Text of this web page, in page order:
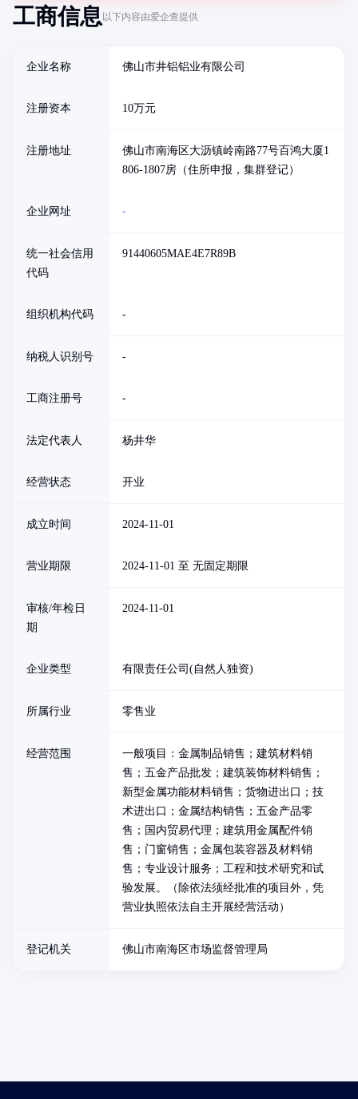
工商信息以下内容由爱企查提供
企业名称 佛山市井铝铝业有限公司
注册资本 10万元
注册地址
佛山市南海区大沥镇岭南路77号百鸿大厦1
806-1807房（住所申报，集群登记）
企业网址 -
统一社会信用
代码
91440605MAE4E7R89B
组织机构代码 -
纳税人识别号 -
工商注册号 -
法定代表人 杨井华
经营状态 开业
成立时间 2024-11-01
营业期限 2024-11-01 至 无固定期限
审核/年检日
期
2024-11-01
企业类型 有限责任公司(自然人独资)
所属行业 零售业
经营范围
一般项目：金属制品销售；建筑材料销
售；五金产品批发；建筑装饰材料销售；
新型金属功能材料销售；货物进出口；技
术进出口；金属结构销售；五金产品零
售；国内贸易代理；建筑用金属配件销
售；门窗销售；金属包装容器及材料销
售；专业设计服务；工程和技术研究和试
验发展。（除依法须经批准的项目外，凭
营业执照依法自主开展经营活动）
登记机关 佛山市南海区市场监督管理局